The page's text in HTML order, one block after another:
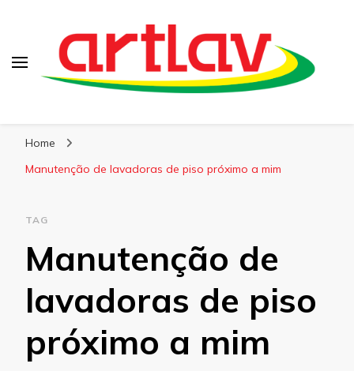
Home
Manutenção de lavadoras de piso próximo a mim
TAG
Manutenção de
lavadoras de piso
próximo a mim